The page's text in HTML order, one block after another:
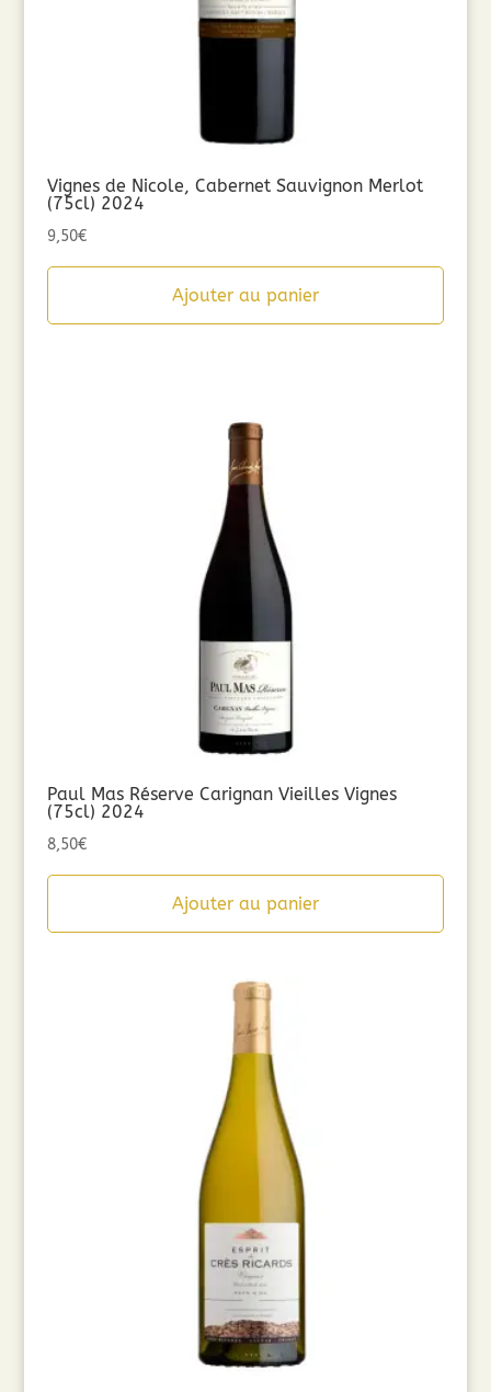
Vignes de Nicole, Cabernet Sauvignon Merlot
(75cl) 2024
9,50€
Ajouter au panier
Paul Mas Réserve Carignan Vieilles Vignes
(75cl) 2024
8,50€
Ajouter au panier